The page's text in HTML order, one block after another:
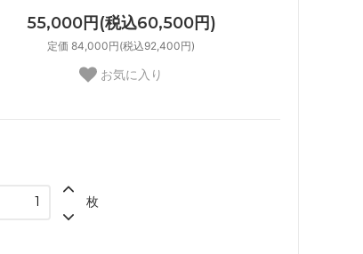
55,000円(税込60,500円)
定価 84,000円(税込92,400円)
お気に入り
枚